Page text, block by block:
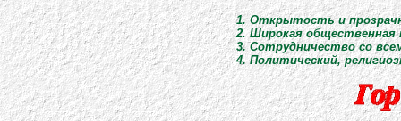
1. Открытость и
2. Широкая общественная
3. Сотрудничество со
4. Политический,